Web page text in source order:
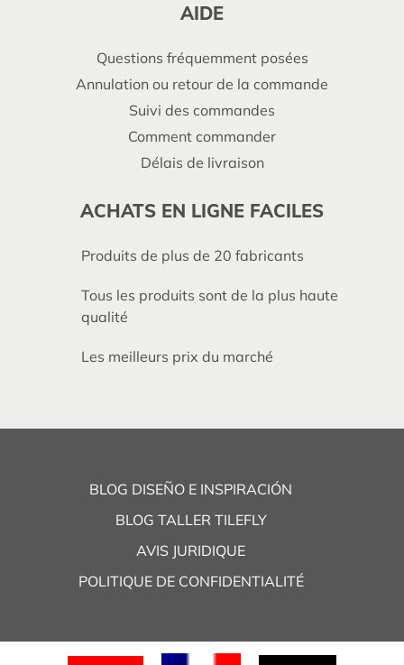
AIDE
Questions fréquemment posées
Annulation ou retour de la commande
Suivi des commandes
Comment commander
Délais de livraison
ACHATS EN LIGNE FACILES
Produits de plus de 20 fabricants
Tous les produits sont de la plus haute
qualité
Les meilleurs prix du marché
BLOG DISEÑO E INSPIRACIÓN
BLOG TALLER TILEFLY
AVIS JURIDIQUE
POLITIQUE DE CONFIDENTIALITÉ